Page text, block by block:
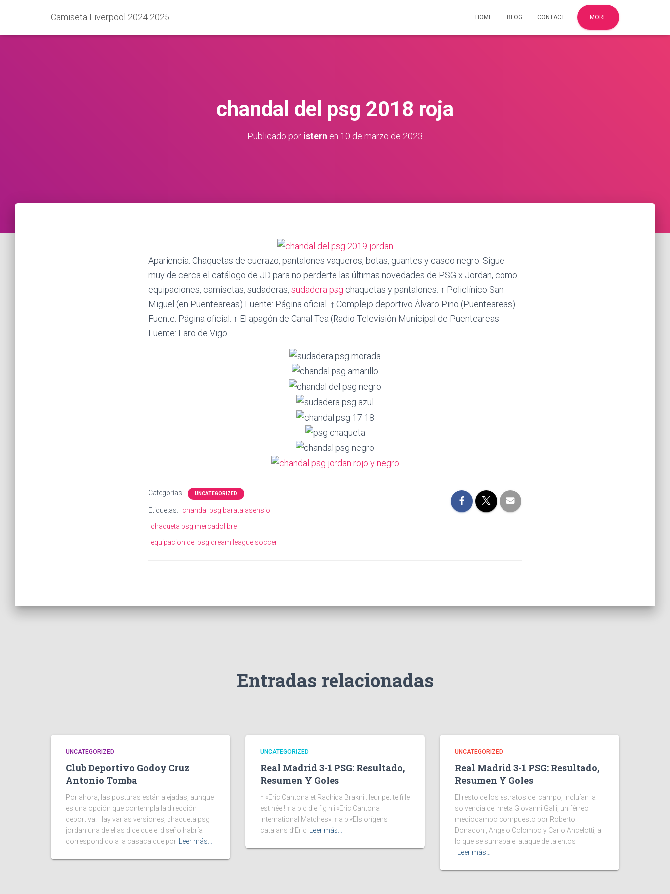
Camiseta Liverpool 2024 2025 HOME BLOG CONTACT MORE
chandal del psg 2018 roja
Publicado por istern en 10 de marzo de 2023
Apariencia: Chaquetas de cuerazo, pantalones vaqueros, botas, guantes y casco negro. Sigue
muy de cerca el catálogo de JD para no perderte las últimas novedades de PSG x Jordan, como
equipaciones, camisetas, sudaderas, sudadera psg chaquetas y pantalones. ↑ Policlínico San
Miguel (en Puenteareas) Fuente: Página oficial. ↑ Complejo deportivo Álvaro Pino (Puenteareas)
Fuente: Página oficial. ↑ El apagón de Canal Tea (Radio Televisión Municipal de Puenteareas
Fuente: Faro de Vigo.
Categorías: UNCATEGORIZED
Etiquetas:
chandal psg barata asensio
chaqueta psg mercadolibre
equipacion del psg dream league soccer
Entradas relacionadas
UNCATEGORIZED
Club Deportivo Godoy Cruz
Antonio Tomba
Por ahora, las posturas están alejadas, aunque
es una opción que contempla la dirección
deportiva. Hay varias versiones, chaqueta psg
jordan una de ellas dice que el diseño habría
correspondido a la casaca que por
Leer más…
UNCATEGORIZED
Real Madrid 3-1 PSG: Resultado,
Resumen Y Goles
↑ «Eric Cantona et Rachida Brakni : leur petite fille
est née ! ↑ a b c d e f g h i «Eric Cantona –
International Matches». ↑ a b «Els orígens
catalans d’Eric
Leer más…
UNCATEGORIZED
Real Madrid 3-1 PSG: Resultado,
Resumen Y Goles
El resto de los estratos del campo, incluían la
solvencia del meta Giovanni Galli, un férreo
mediocampo compuesto por Roberto
Donadoni, Angelo Colombo y Carlo Ancelotti; a
lo que se sumaba el ataque de talentos
Leer más…